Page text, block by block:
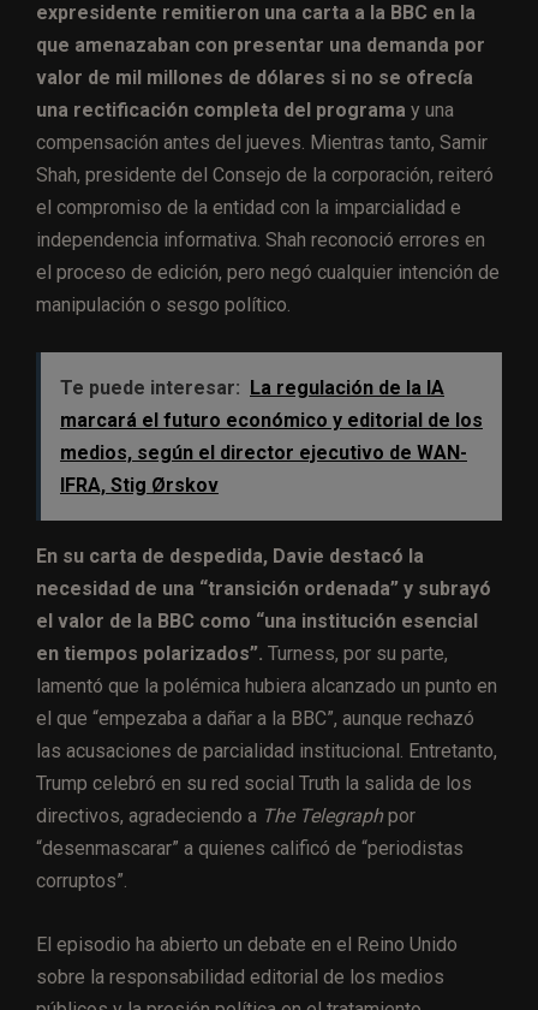
expresidente remitieron una carta a la BBC en la
que amenazaban con presentar una demanda por
valor de mil millones de dólares si no se ofrecía
una rectificación completa del programa y una
compensación antes del jueves. Mientras tanto, Samir
Shah, presidente del Consejo de la corporación, reiteró
el compromiso de la entidad con la imparcialidad e
independencia informativa. Shah reconoció errores en
el proceso de edición, pero negó cualquier intención de
manipulación o sesgo político.
Te puede interesar: La regulación de la IA
marcará el futuro económico y editorial de los
medios, según el director ejecutivo de WAN-
IFRA, Stig Ørskov
En su carta de despedida, Davie destacó la
necesidad de una “transición ordenada” y subrayó
el valor de la BBC como “una institución esencial
en tiempos polarizados”. Turness, por su parte,
lamentó que la polémica hubiera alcanzado un punto en
el que “empezaba a dañar a la BBC”, aunque rechazó
las acusaciones de parcialidad institucional. Entretanto,
Trump celebró en su red social Truth la salida de los
directivos, agradeciendo a The Telegraphpor
“desenmascarar” a quienes calificó de “periodistas
corruptos”.
El episodio ha abierto un debate en el Reino Unido
sobre la responsabilidad editorial de los medios